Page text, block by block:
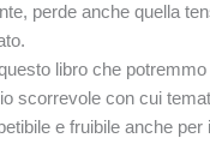
perde anche quella
libro che
scorrevole con cui
e fruibile anche per